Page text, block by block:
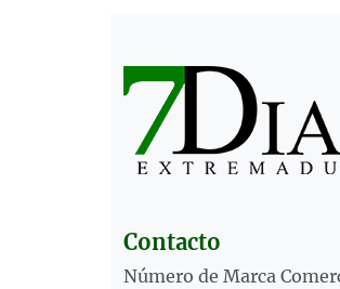
Contacto
Número de Marca